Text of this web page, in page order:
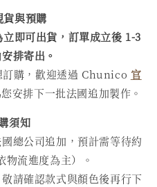
貨與預購
即可出貨，訂單成立後 1-3
排寄出。
訂購，歡迎透過 Chunico 官
安排下一批法國追加製作。
須知
總公司追加，預計需等待約
物流進度為主）。
請確認款式與顏色後再行下